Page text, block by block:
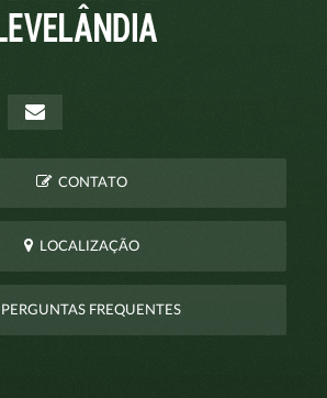
CONTATO
LOCALIZAÇÃO
PERGUNTAS FREQUENTES